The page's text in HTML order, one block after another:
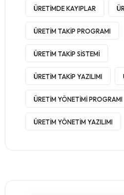
ÜRETIMDE KAYIPLAR
ÜRETIM TAKIP PROGRAMI
ÜRETIM TAKIP SISTEMI
ÜRETIM TAKIP YAZILIMI
ÜRETIM YÖNETIMI PROGRAMI
ÜRETIM YÖNETIM YAZILIMI